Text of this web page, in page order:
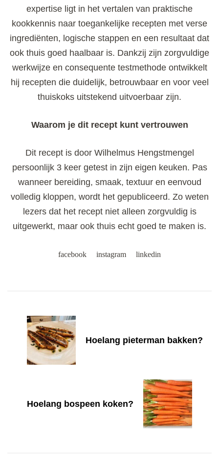
expertise ligt in het vertalen van praktische
kookkennis naar toegankelijke recepten met verse
ingrediënten, logische stappen en een resultaat dat
ook thuis goed haalbaar is. Dankzij zijn zorgvuldige
werkwijze en consequente testmethode ontwikkelt
hij recepten die duidelijk, betrouwbaar en voor veel
thuiskoks uitstekend uitvoerbaar zijn.
Waarom je dit recept kunt vertrouwen
Dit recept is door Wilhelmus Hengstmengel
persoonlijk 3 keer getest in zijn eigen keuken. Pas
wanneer bereiding, smaak, textuur en eenvoud
volledig kloppen, wordt het gepubliceerd. Zo weten
lezers dat het recept niet alleen zorgvuldig is
uitgewerkt, maar ook thuis echt goed te maken is.
facebook instagram linkedin
Navigation
Hoelang pieterman bakken?
Hoelang bospeen koken?